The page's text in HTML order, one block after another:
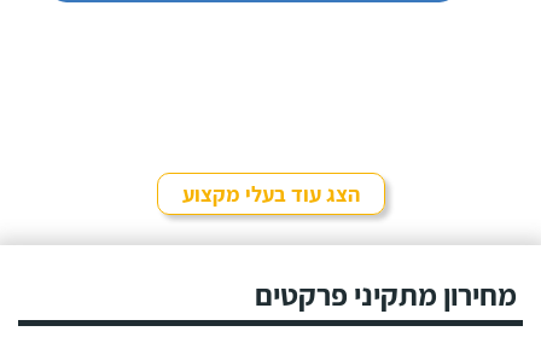
הצג עוד בעלי מקצוע
מחירון מתקיני פרקטים